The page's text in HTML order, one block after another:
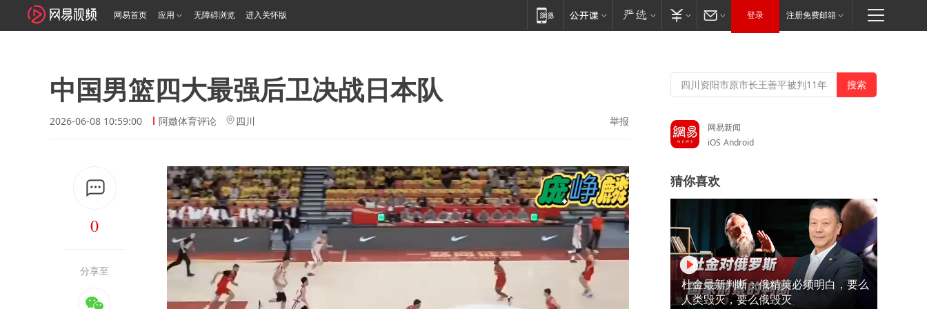
网易首页 应用 无障碍浏览 进入关怀版 登录 注册免费邮箱
中国男篮四大最强后卫决战日本队
2026-06-08 10:59:00 阿嬍体育评论 四川 举报
0
分享至
网易新闻
iOS Android
猜你喜欢
杜金最新判断：俄精英必须明白，要么
人类毁灭，要么俄毁灭